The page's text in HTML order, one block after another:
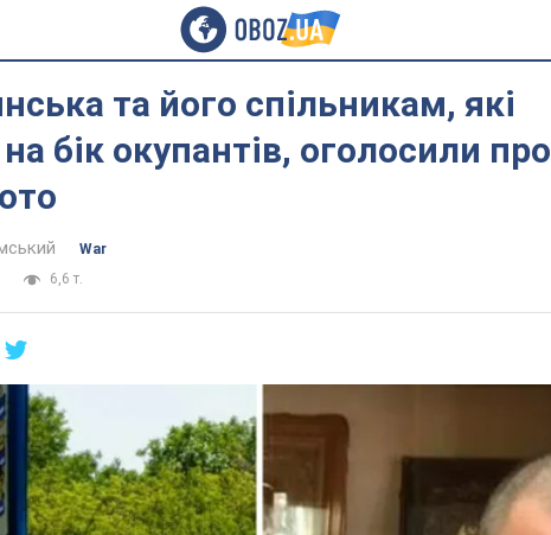
та його спільникам, які
бік окупантів, оголосили про
War
6,6 т.